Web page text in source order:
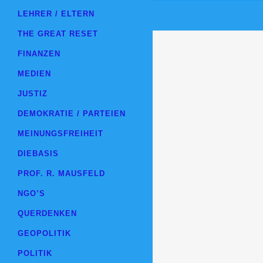
LEHRER / ELTERN
THE GREAT RESET
FINANZEN
MEDIEN
JUSTIZ
DEMOKRATIE / PARTEIEN
MEINUNGSFREIHEIT
DIEBASIS
PROF. R. MAUSFELD
NGO’S
QUERDENKEN
GEOPOLITIK
POLITIK